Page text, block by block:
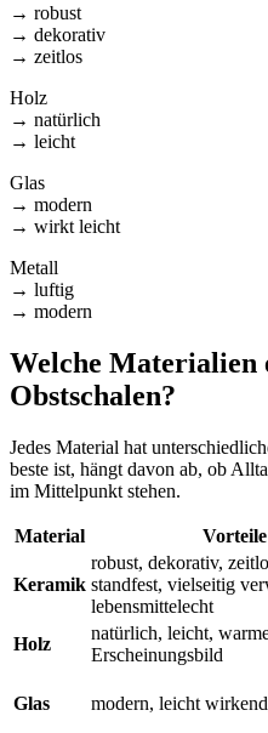
→ robust
→ dekorativ
→ zeitlos
Holz
→ natürlich
→ leicht
Glas
→ modern
→ wirkt leicht
Metall
→ luftig
→ modern
Welche Materialien
Obstschalen?
Jedes Material hat
beste ist, hängt davon ab, ob
im Mittelpunkt stehen.
Material Vorteile
Keramik
robust, dekorativ,
standfest, vielseitig
lebensmittelecht
Holz
natürlich, leicht,
Erscheinungsbild
Glas modern, leicht